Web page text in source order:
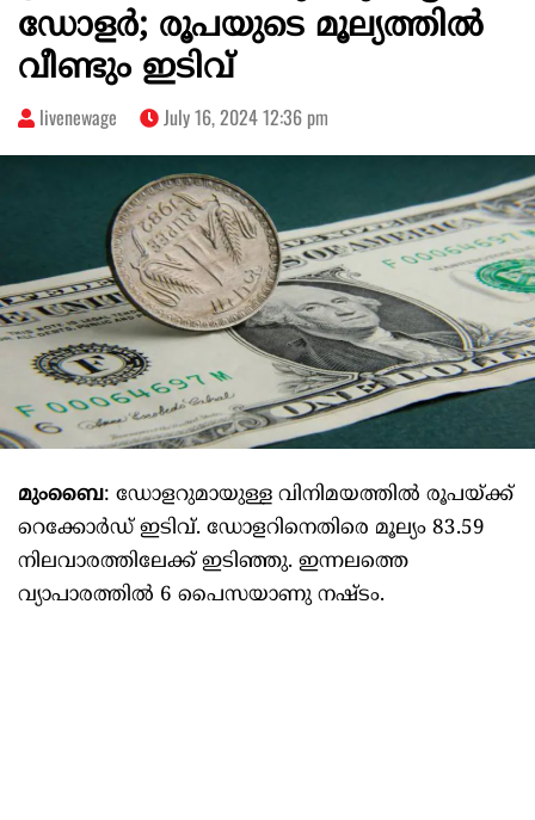
ഡോളർ; രൂപയുടെ മൂല്യത്തിൽ
വീണ്ടും ഇടിവ്
livenewage July 16, 2024 12:36 pm
മുംബൈ: ഡോളറുമായുള്ള വിനിമയത്തിൽ രൂപയ്ക്ക്
റെക്കോർഡ് ഇടിവ്. ഡോളറിനെതിരെ മൂല്യം 83.59
നിലവാരത്തിലേക്ക് ഇടിഞ്ഞു. ഇന്നലത്തെ
വ്യാപാരത്തിൽ 6 പൈസയാണു നഷ്ടം.